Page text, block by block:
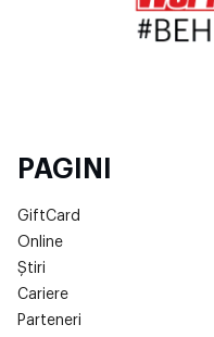
PAGINI
GiftCard
Online
Știri
Cariere
Parteneri